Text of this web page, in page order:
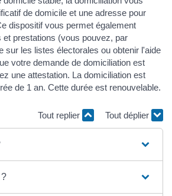
de domicile et une adresse pour
dispositif vous permet également
prestations (vous pouvez, par
sur les listes électorales ou obtenir l'aide
votre demande de domiciliation est
une attestation. La domiciliation est
de 1 an. Cette durée est renouvelable.
Tout replier Tout déplier